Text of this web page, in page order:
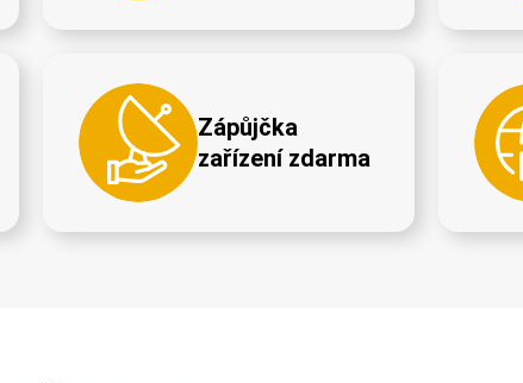
Zápůjčka
zařízení zdarma